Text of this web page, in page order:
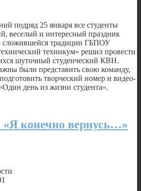
подряд 25 января все студенты
веселый и интересный праздник
сложившейся традиции ГБПОУ
техникум» решил провести
шуточный студенческий КВН.
были представить свою команду,
творческий номер и видео-
день из жизни студента».
конечно вернусь…»